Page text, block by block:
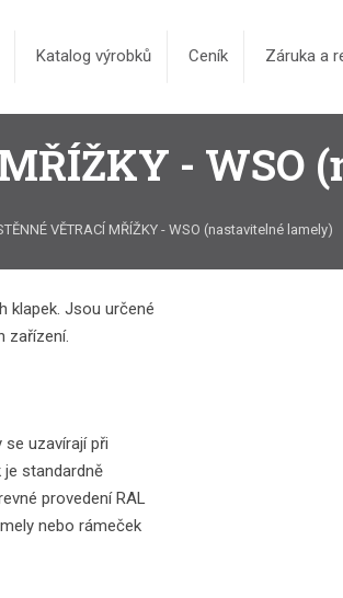
Katalog výrobků Ceník Záruka a
-
VĚTRACÍ MŘÍŽKY - WSO (nastavitelné lamely)
klapek. Jsou určené
zařízení.
se uzavírají při
je standardně
provedení RAL
nebo rámeček